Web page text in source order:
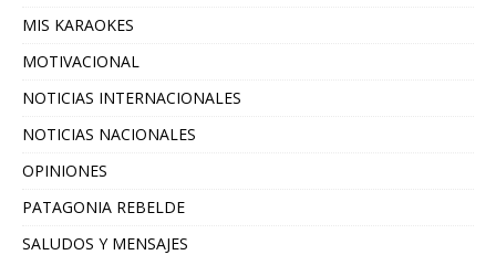
MIS KARAOKES
MOTIVACIONAL
NOTICIAS INTERNACIONALES
NOTICIAS NACIONALES
OPINIONES
PATAGONIA REBELDE
SALUDOS Y MENSAJES